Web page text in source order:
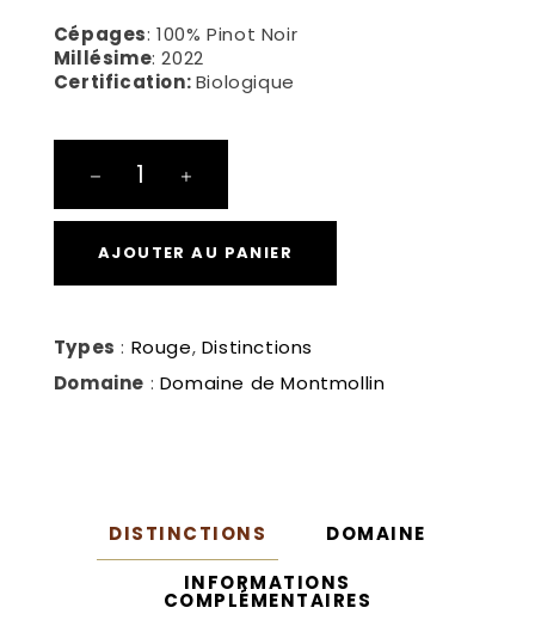
Cépages: 100% Pinot Noir
Millésime: 2022
Certification:Biologique
quantité
AJOUTER AU PANIER
Types : Rouge, Distinctions
Domaine : Domaine de Montmollin
DISTINCTIONS
DOMAINE
INFORMATIONS
COMPLÉMENTAIRES